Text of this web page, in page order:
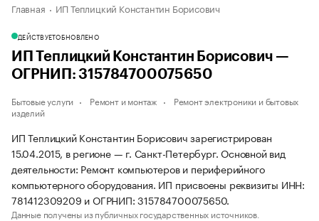
Главная ИП Теплицкий Константин Борисович
ДЕЙСТВУЕТОБНОВЛЕНО
ИП Теплицкий Константин Борисович —
ОГРНИП: 315784700075650
Бытовые услуги Ремонт и монтаж
Ремонт электроники и бытовых
изделий
ИП Теплицкий Константин Борисович зарегистрирован
15.04.2015, в регионе — г. Санкт-Петербург. Основной вид
деятельности: Ремонт компьютеров и периферийного
компьютерного оборудования. ИП присвоены реквизиты ИНН:
781412309209 и ОГРНИП: 315784700075650.
Данные получены из публичных государственных источников.